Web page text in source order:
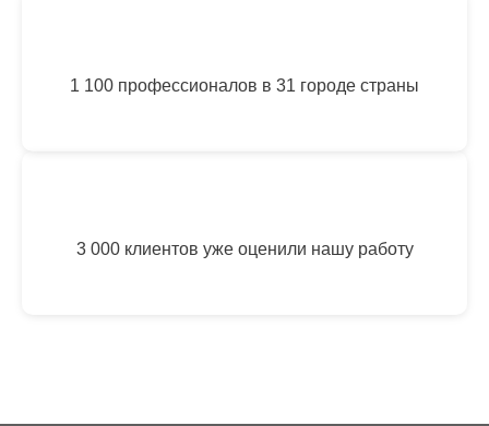
1 100 профессионалов в 31 городе страны
3 000 клиентов уже оценили нашу работу